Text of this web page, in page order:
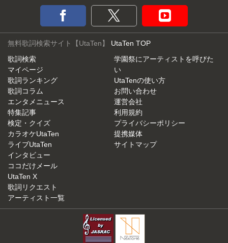
無料歌詞検索サイト【UtaTen】 UtaTen TOP
歌詞検索
マイページ
歌詞ランキング
歌詞コラム
エンタメニュース
特集記事
検定・クイズ
カラオケUtaTen
ライブUtaTen
インタビュー
ココだけメール
UtaTen X
歌詞リクエスト
アーティスト一覧
学園祭にアーティストを呼びた
い
UtaTenの使い方
お問い合わせ
運営会社
利用規約
プライバシーポリシー
提携媒体
サイトマップ